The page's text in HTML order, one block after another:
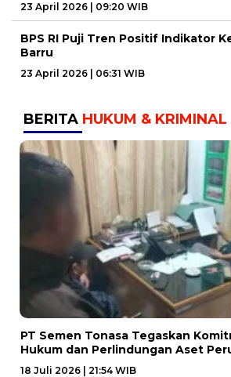
23 April 2026 | 09:20 WIB
BPS RI Puji Tren Positif Indikator
Barru
23 April 2026 | 06:31 WIB
BERITA HUKUM & KRIMINAL
PT Semen Tonasa Tegaskan
Hukum dan Perlindungan Aset
18 Juli 2026 | 21:54 WIB